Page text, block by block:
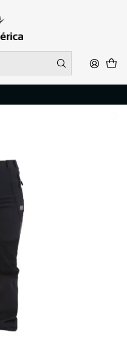
EN TIENDA, DESDE
Y CORPORATIVA
HW NAHUEL MUJER NEGRO S